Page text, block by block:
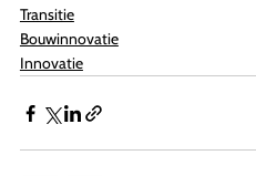
Transitie
Bouwinnovatie
Innovatie